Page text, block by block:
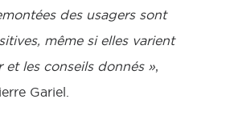
des usagers sont
même si elles varient
et les conseils donnés »,
Gariel.